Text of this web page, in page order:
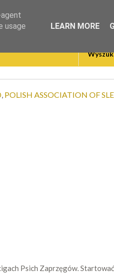
, POLISH ASSOCIATION OF
Psich Zaprzęgów.
usage
LEARN MORE